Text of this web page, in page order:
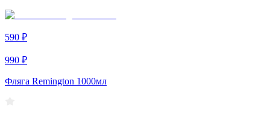
590 ₽
990 ₽
Фляга Remington 1000мл